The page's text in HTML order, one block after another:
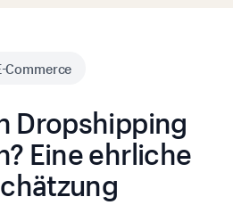
Commerce
Dropshipping
Eine ehrliche